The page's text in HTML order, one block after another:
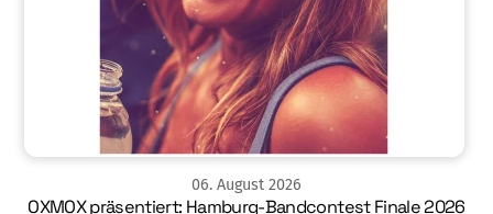
06. August 2026
OXMOX präsentiert: Hamburg-Bandcontest Finale 2026